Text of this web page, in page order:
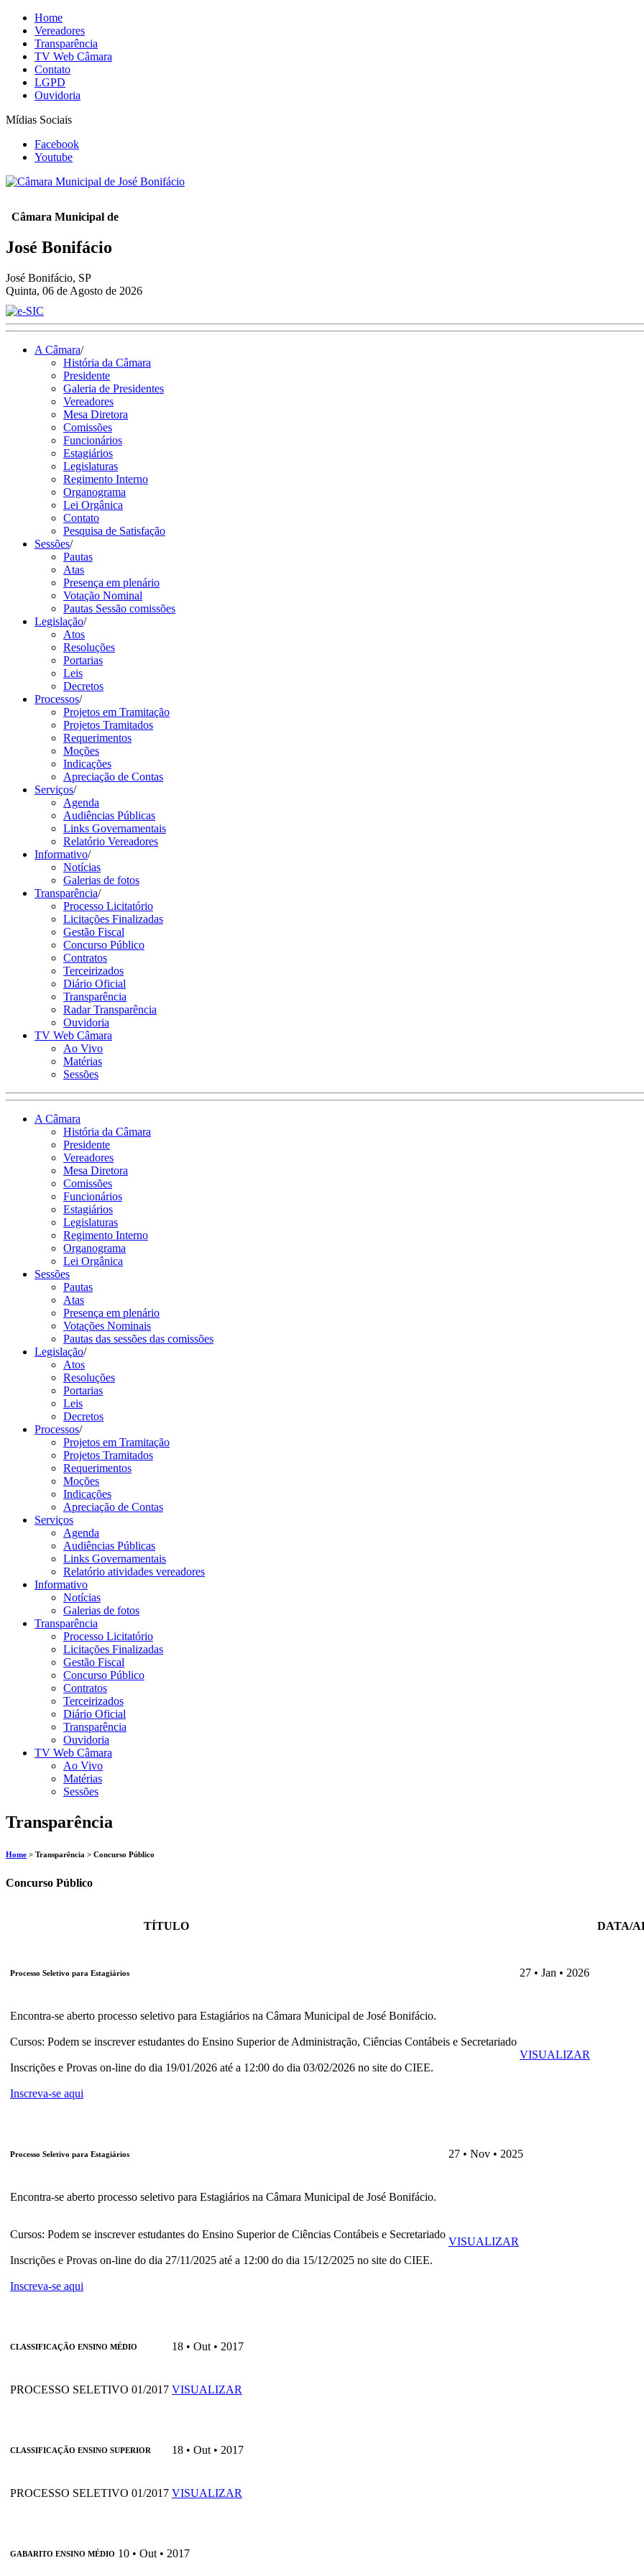
Home
Vereadores
Transparência
TV Web Câmara
Contato
LGPD
Ouvidoria
Mídias Sociais
Facebook
Youtube
Câmara Municipal de
José Bonifácio
José Bonifácio, SP
Quinta, 06 de Agosto de 2026
A Câmara/
História da Câmara
Presidente
Galeria de Presidentes
Vereadores
Mesa Diretora
Comissões
Funcionários
Estagiários
Legislaturas
Regimento Interno
Organograma
Lei Orgânica
Contato
Pesquisa de Satisfação
Sessões/
Pautas
Atas
Presença em plenário
Votação Nominal
Pautas Sessão comissões
Legislação/
Atos
Resoluções
Portarias
Leis
Decretos
Processos/
Projetos em Tramitação
Projetos Tramitados
Requerimentos
Moções
Indicações
Apreciação de Contas
Serviços/
Agenda
Audiências Públicas
Links Governamentais
Relatório Vereadores
Informativo/
Notícias
Galerias de fotos
Transparência/
Processo Licitatório
Licitações Finalizadas
Gestão Fiscal
Concurso Público
Contratos
Terceirizados
Diário Oficial
Transparência
Radar Transparência
Ouvidoria
TV Web Câmara
Ao Vivo
Matérias
Sessões
A Câmara
História da Câmara
Presidente
Vereadores
Mesa Diretora
Comissões
Funcionários
Estagiários
Legislaturas
Regimento Interno
Organograma
Lei Orgânica
Sessões
Pautas
Atas
Presença em plenário
Votações Nominais
Pautas das sessões das comissões
Legislação/
Atos
Resoluções
Portarias
Leis
Decretos
Processos/
Projetos em Tramitação
Projetos Tramitados
Requerimentos
Moções
Indicações
Apreciação de Contas
Serviços
Agenda
Audiências Públicas
Links Governamentais
Relatório atividades vereadores
Informativo
Notícias
Galerias de fotos
Transparência
Processo Licitatório
Licitações Finalizadas
Gestão Fiscal
Concurso Público
Contratos
Terceirizados
Diário Oficial
Transparência
Ouvidoria
TV Web Câmara
Ao Vivo
Matérias
Sessões
Transparência
Home > Transparência > Concurso Público
Concurso Público
TÍTULO DATA/
Processo Seletivo para Estagiários 27 • Jan • 2026
Encontra-se aberto processo seletivo para Estagiários na Câmara Municipal de José Bonifácio.
Cursos: Podem se inscrever estudantes do Ensino Superior de Administração, Ciências Contábeis e Secretariado
Inscrições e Provas on-line do dia 19/01/2026 até a 12:00 do dia 03/02/2026 no site do CIEE.
Inscreva-se aqui
VISUALIZAR
Processo Seletivo para Estagiários 27 • Nov • 2025
Encontra-se aberto processo seletivo para Estagiários na Câmara Municipal de José Bonifácio.
Cursos: Podem se inscrever estudantes do Ensino Superior de Ciências Contábeis e Secretariado
Inscrições e Provas on-line do dia 27/11/2025 até a 12:00 do dia 15/12/2025 no site do CIEE.
Inscreva-se aqui
VISUALIZAR
CLASSIFICAÇÃO ENSINO MÉDIO 18 • Out • 2017
PROCESSO SELETIVO 01/2017 VISUALIZAR
CLASSIFICAÇÃO ENSINO SUPERIOR 18 • Out • 2017
PROCESSO SELETIVO 01/2017 VISUALIZAR
GABARITO ENSINO MÉDIO 10 • Out • 2017